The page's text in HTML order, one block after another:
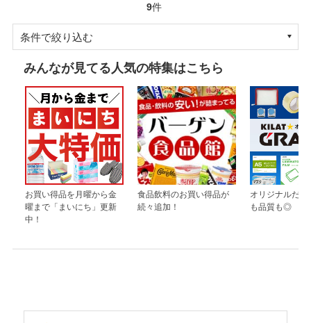
9件
条件で絞り込む
みんなが見てる人気の特集はこちら
お買い得品を月曜から金
曜まで「まいにち」更新
中！
食品飲料のお買い得品が
続々追加！
オリジナルだか
も品質も◎